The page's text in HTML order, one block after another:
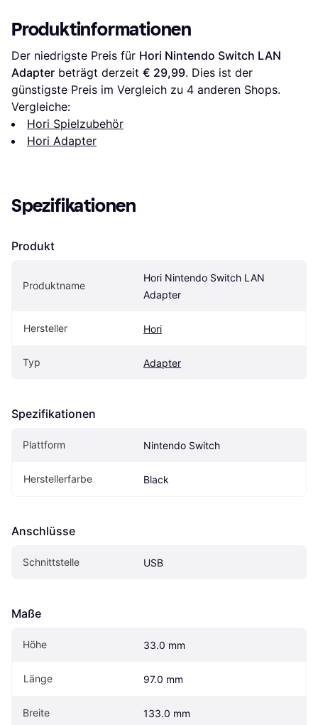
Produktinformationen
Der niedrigste Preis für Hori Nintendo Switch LAN
Adapter beträgt derzeit € 29,99. Dies ist der
günstigste Preis im Vergleich zu 4 anderen Shops.
Vergleiche:
Hori Spielzubehör
Hori Adapter
Spezifikationen
Produkt
Produktname
Hori Nintendo Switch LAN
Adapter
Hersteller Hori
Typ Adapter
Spezifikationen
Plattform Nintendo Switch
Herstellerfarbe Black
Anschlüsse
Schnittstelle USB
Maße
Höhe 33.0 mm
Länge 97.0 mm
Breite 133.0 mm